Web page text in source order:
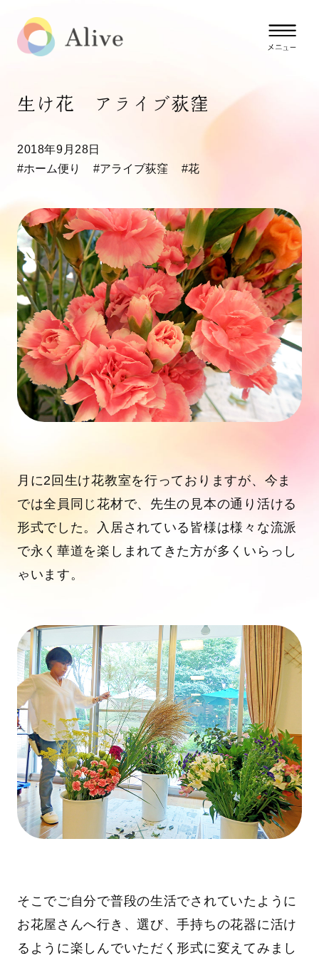
生け花 アライブ荻窪
2018年9月28日
#ホーム便り
#アライブ荻窪 #花
月に2回生け花教室を行っておりますが、今ま
では全員同じ花材で、先生の見本の通り活ける
形式でした。入居されている皆様は様々な流派
で永く華道を楽しまれてきた方が多くいらっし
ゃいます。
そこでご自分で普段の生活でされていたように
お花屋さんへ行き、選び、手持ちの花器に活け
るように楽しんでいただく形式に変えてみまし